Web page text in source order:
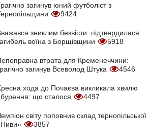
загинув юний футболіст з
9424
зниклим безвісти: підтвердилася
воїна з Борщівщини
5918
втрата для Кременеччини:
загинув Всеволод Штука
4546
хода до Почаєва викликала хвилю
що сталося
4497
світу поповнив склад тернопільської
3857